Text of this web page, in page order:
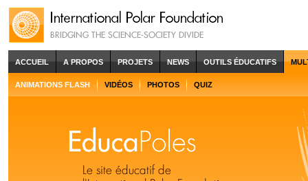
ACCUEIL A PROPOS PROJETS NEWS OUTILS ÉDUCATIFS
ANIMATIONS FLASH VIDÉOS PHOTOS QUIZ